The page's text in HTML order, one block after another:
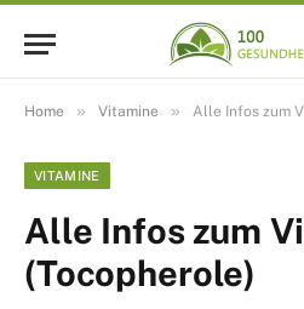
Home » Vitamine » Alle Infos zum
VITAMINE
Alle Infos zum
(Tocopherole)